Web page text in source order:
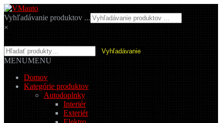
Preskočiť
na
navigáciu
Preskočiť
na
obsah
Vyhľadávanie produktov ...
×
Hľadať: Vyhľadávanie
MENUMENU
Domov
Kategórie produktov
Autodoplnky
Interiér
Exteriér